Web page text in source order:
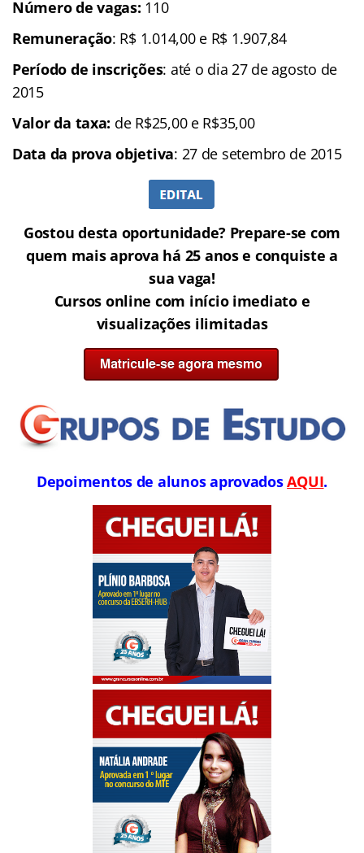
Número de vagas: 110
Remuneração: R$ 1.014,00 e R$ 1.907,84
Período de inscrições: até o dia 27 de agosto de
2015
Valor da taxa: de R$25,00 e R$35,00
Data da prova objetiva: 27 de setembro de 2015
Gostou desta oportunidade? Prepare-se com
quem mais aprova há 25 anos e conquiste a
sua vaga!
Cursos online com início imediato e
visualizações ilimitadas
Depoimentos de alunos aprovadosAQUI.